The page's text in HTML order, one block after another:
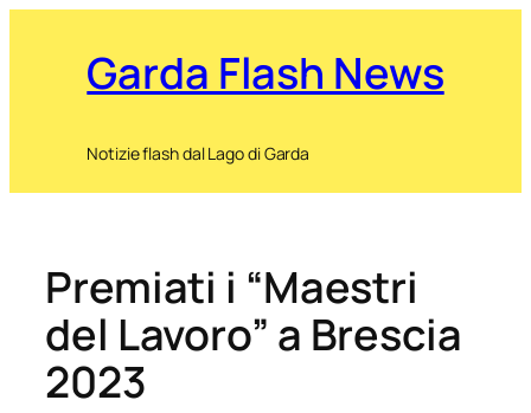
Garda Flash News
Notizie flash dal Lago di Garda
Premiati i “Maestri
del Lavoro” a Brescia
2023